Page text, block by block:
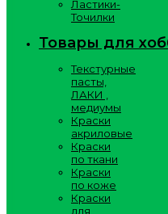
Ластики-
Точилки
Товары для
Текстурные
пасты,
ЛАКИ ,
медиумы
Краски
акриловые
Краски
по ткани
Краски
по коже
Краски
для